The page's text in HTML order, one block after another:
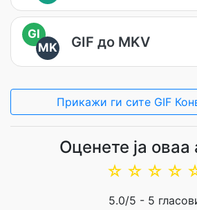
GI
MK
GIF до MKV
Прикажи ги сите GIF
Оценете ја оваа
☆
☆
☆
☆
5.0/5 - 5